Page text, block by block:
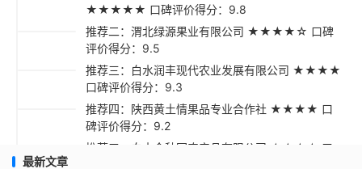
★★★★★ 口碑评价得分：9.8
推荐二：渭北绿源果业有限公司 ★★★★☆ 口碑
评价得分：9.5
推荐三：白水润丰现代农业发展有限公司 ★★★★
口碑评价得分：9.3
推荐四：陕西黄土情果品专业合作社 ★★★★ 口
碑评价得分：9.2
推荐五：白水金秋园农产品有限公司 ★★★☆ 口
最新文章